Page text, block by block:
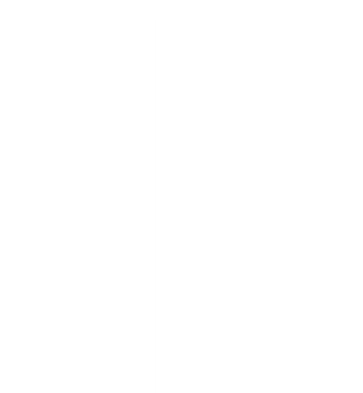
mensen om je heen
aan je uiterlijk
worden